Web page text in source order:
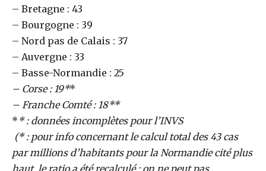
– Bretagne : 43
– Bourgogne : 39
– Nord pas de Calais : 37
– Auvergne : 33
– Basse-Normandie : 25
– Corse : 19**
– Franche Comté : 18**
* * : données incomplètes pour l’INVS
(* : pour info concernant le calcul total des 43 cas
par millions d’habitants pour la Normandie cité plus